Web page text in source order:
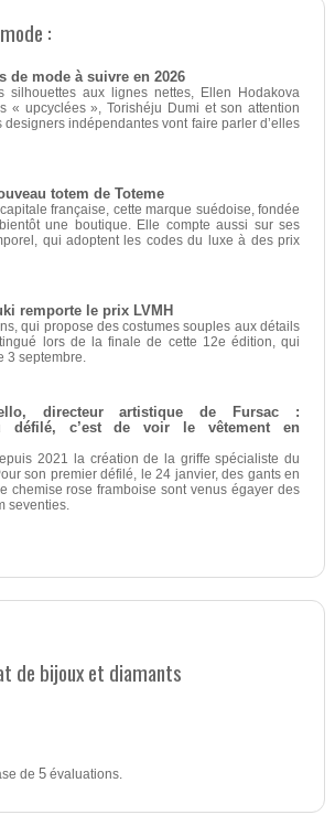
:
de mode à suivre en 2026
silhouettes aux lignes nettes, Ellen Hodakova
« upcyclées », Torishéju Dumi et son attention
designers indépendantes vont faire parler d’elles
totem de Toteme
française, cette marque suédoise, fondée
une boutique. Elle compte aussi sur ses
qui adoptent les codes du luxe à des prix
remporte le prix LVMH
qui propose des costumes souples aux détails
lors de la finale de cette 12e édition, qui
3 septembre.
directeur artistique de Fursac :
défilé, c’est de voir le vêtement en
2021 la création de la griffe spécialiste du
son premier défilé, le 24 janvier, des gants en
chemise rose framboise sont venus égayer des
seventies.
de bijoux et diamants
de 5évaluations.